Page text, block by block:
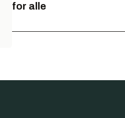
for alle